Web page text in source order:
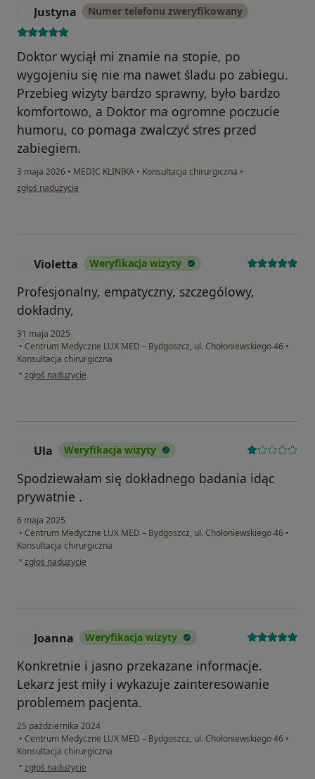
Justyna Numer telefonu zweryfikowany
Doktor wyciął mi znamie na stopie, po
wygojeniu się nie ma nawet śladu po zabiegu.
Przebieg wizyty bardzo sprawny, było bardzo
komfortowo, a Doktor ma ogromne poczucie
humoru, co pomaga zwalczyć stres przed
zabiegiem.
3 maja 2026 • MEDIC KLINIKA • Konsultacja chirurgiczna •
w opinii użytkownika Justyna
zgłoś nadużycie
Violetta Weryfikacja wizyty
Profesjonalny, empatyczny, szczególowy,
dokładny,
31 maja 2025
• Centrum Medyczne LUX MED – Bydgoszcz, ul. Chołoniewskiego 46 •
Konsultacja chirurgiczna
• w opinii użytkownika Violetta
zgłoś nadużycie
Ula Weryfikacja wizyty
Spodziewałam się dokładnego badania idąc
prywatnie .
6 maja 2025
• Centrum Medyczne LUX MED – Bydgoszcz, ul. Chołoniewskiego 46 •
Konsultacja chirurgiczna
• w opinii użytkownika Ula
zgłoś nadużycie
Joanna Weryfikacja wizyty
Konkretnie i jasno przekazane informacje.
Lekarz jest miły i wykazuje zainteresowanie
problemem pacjenta.
25 października 2024
• Centrum Medyczne LUX MED – Bydgoszcz, ul. Chołoniewskiego 46 •
Konsultacja chirurgiczna
• w opinii użytkownika Joanna
zgłoś nadużycie